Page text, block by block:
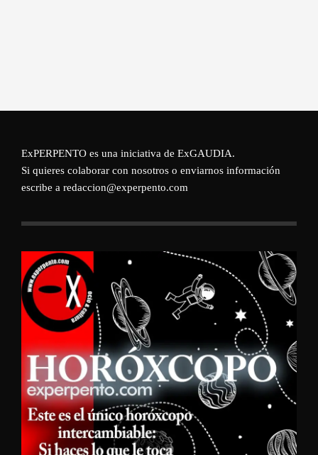
ExPERPENTO es una iniciativa de ExGAUDIA.
Si quieres colaborar con nosotros o enviarnos información
escribe a redaccion@experpento.com